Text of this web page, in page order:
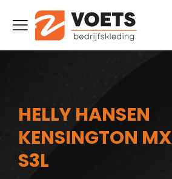
HELLY HANSEN
KENSINGTON
S3L